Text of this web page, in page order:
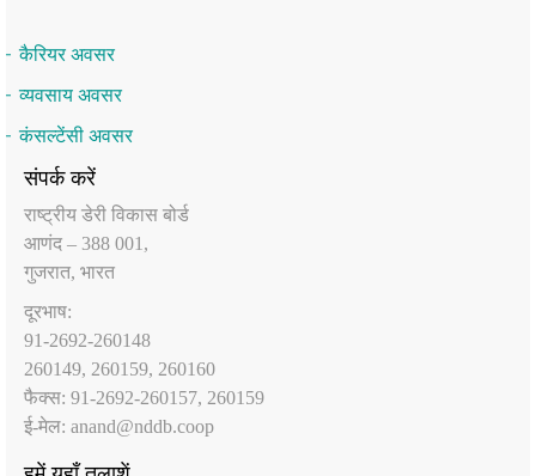
कैरियर अवसर
व्यवसाय अवसर
कंसल्टेंसी अवसर
संपर्क करें
राष्‍ट्रीय डेरी विकास बोर्ड
आणंद – 388 001,
गुजरात, भारत
दूरभाष:
91-2692-260148
260149, 260159, 260160
फैक्‍स: 91-2692-260157, 260159
ई-मेल: anand@nddb.coop